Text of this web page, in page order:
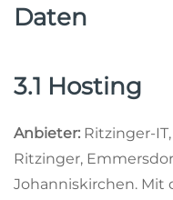
Daten
3.1 Hosting
Anbieter: Ritzinger-
Ritzinger,
Johanniskirchen. Mit